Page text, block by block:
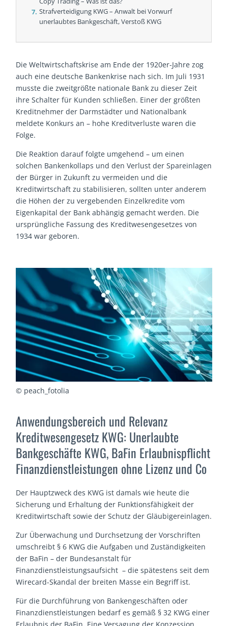
Strafverteidigung KWG – Anwalt bei Vorwurf
unerlaubtes Bankgeschäft, Verstoß KWG
Die Weltwirtschaftskrise am Ende der 1920er-Jahre zog
auch eine deutsche Bankenkrise nach sich. Im Juli 1931
musste die zweitgrößte nationale Bank zu dieser Zeit
ihre Schalter für Kunden schließen. Einer der größten
Kreditnehmer der Darmstädter und Nationalbank
meldete Konkurs an – hohe Kreditverluste waren die
Folge.
Die Reaktion darauf folgte umgehend – um einen
solchen Bankenkollaps und den Verlust der Spareinlagen
der Bürger in Zukunft zu vermeiden und die
Kreditwirtschaft zu stabilisieren, sollten unter anderem
die Höhen der zu vergebenden Einzelkredite vom
Eigenkapital der Bank abhängig gemacht werden. Die
ursprüngliche Fassung des Kreditwesengesetzes von
1934 war geboren.
© peach_fotolia
Anwendungsbereich und Relevanz
Kreditwesengesetz KWG: Unerlaubte
Bankgeschäfte KWG, BaFin Erlaubnispflicht
Finanzdienstleistungen ohne Lizenz und Co
Der Hauptzweck des KWG ist damals wie heute die
Sicherung und Erhaltung der Funktionsfähigkeit der
Kreditwirtschaft sowie der Schutz der Gläubigereinlagen.
Zur Überwachung und Durchsetzung der Vorschriften
umschreibt § 6 KWG die Aufgaben und Zuständigkeiten
der BaFin – der Bundesanstalt für
Finanzdienstleistungsaufsicht – die spätestens seit dem
Wirecard-Skandal der breiten Masse ein Begriff ist.
Für die Durchführung von Bankengeschäften oder
Finanzdienstleistungen bedarf es gemäß § 32 KWG einer